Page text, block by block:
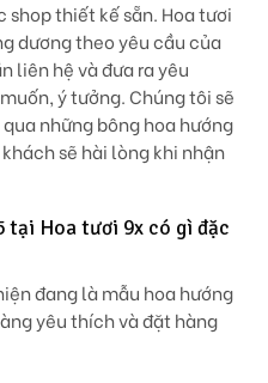
shop thiết kế sẵn. Hoa tươi
dương theo yêu cầu của
liên hệ và đưa ra yêu
ý tưởng. Chúng tôi sẽ
những bông hoa hướng
sẽ hài lòng khi nhận
tại Hoa tươi 9x có gì đặc
đang là mẫu hoa hướng
yêu thích và đặt hàng